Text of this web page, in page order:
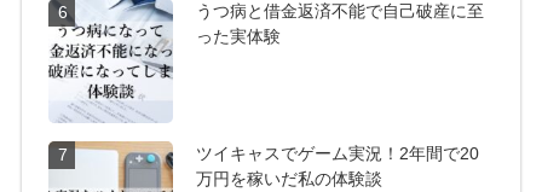
6
うつ病と借金返済不能で自己破産に至
った実体験
7
ツイキャスでゲーム実況！2年間で20
万円を稼いだ私の体験談